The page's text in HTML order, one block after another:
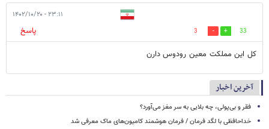
۲۳:۱۱ - ۱۴۰۲/۱۰/۲۰
33
3
پاسخ
کل این مملکت معین رودوس دارن
آخرین اخبار
فقر و بی‌پولی، چه بلایی به سر مغز می‌آورد؟
خداحافظی با لگد فرمان / فرمان هوشمند کامیون‌های ماک معرفی شد